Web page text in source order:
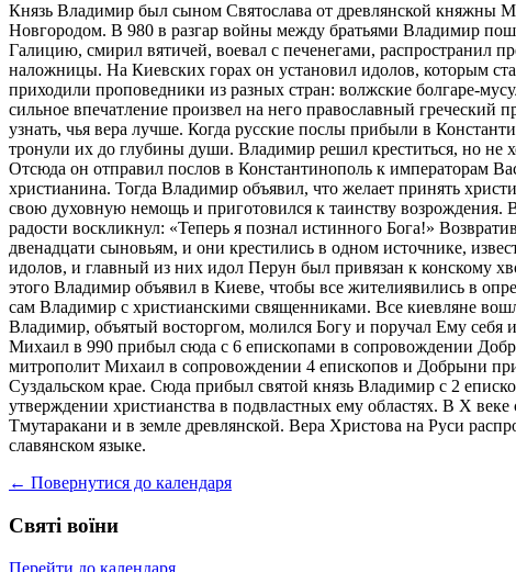
Князь Владимир был сыном Святослава от древлянской княжны
Новгородом. В 980 в разгар войны между братьями Владимир
Галицию, смирил вятичей, воевал с печенегами, распространил
наложницы. На Киевских горах он установил идолов, которым
приходили проповедники из разных стран: волжские болгаре-
сильное впечатление произвел на него православный
узнать, чья вера лучше. Когда русские послы прибыли в
тронули их до глубины души. Владимир решил креститься, но не
Отсюда он отправил послов в Константинополь к императорам
христианина. Тогда Владимир объявил, что желает принять
свою духовную немощь и приготовился к таинству
радости воскликнул: «Теперь я познал истинного Бога!»
двенадцати сыновьям, и они крестились в одном источнике,
идолов, и главный из них идол Перун был привязан к конскому
этого Владимир объявил в Киеве, чтобы все жителиявились в
сам Владимир с христианскими священниками. Все киевляне
Владимир, объятый восторгом, молился Богу и поручал Ему себя
Михаил в 990 прибыл сюда с 6 епископами в сопровождении
митрополит Михаил в сопровождении 4 епископов и Добрыни
Суздальском крае. Сюда прибыл святой князь Владимир с 2
утверждении христианства в подвластных ему областях. В Х
Тмутаракани и в земле древлянской. Вера Христова на Руси
славянском языке.
← Повернутися до календаря
Святі воїни
Перейти до календаря